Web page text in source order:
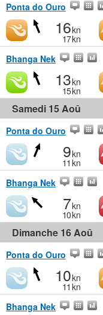
Ponta do Ouro
16kn
17kn
Bhanga Nek
13kn
15kn
Samedi 15 Aoû
Ponta do Ouro
9kn
11 kn
Bhanga Nek
7kn
10kn
Dimanche 16 Aoû
Ponta do Ouro
10kn
11 kn
Bhanga Nek